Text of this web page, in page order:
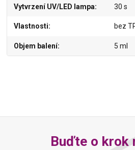
Vytvrzení UV/LED lampa 30 s
Vlastnosti bez
Objem balení 5 ml
Buďte o krok